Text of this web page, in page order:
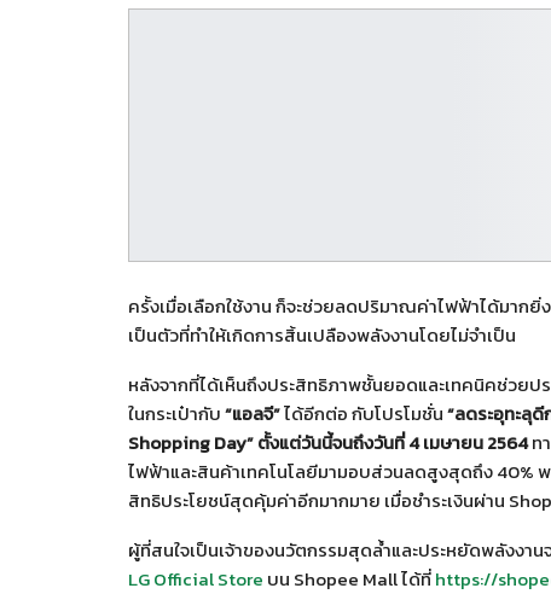
ครั้งเมื่อเลือกใช้งาน ก็จะช่วยลดปริมาณค่าไฟฟ้าได้มากยิ่
เป็นตัวที่ทำให้เกิดการสิ้นเปลืองพลังงานโดยไม่จำเป็น
หลังจากที่ได้เห็นถึงประสิทธิภาพชั้นยอดและเทคนิคช่วย
ในกระเป๋ากับ“แอลจี”ได้อีกต่อ กับโปรโมชั่น“ลดระอุทะลุ
Shopping Day”ตั้งแต่วันนี้จนถึงวันที่4เมษายน2564ท
ไฟฟ้าและสินค้าเทคโนโลยีมามอบส่วนลดสูงสุดถึง
สิทธิประโยชน์สุดคุ้มค่าอีกมากมาย เมื่อชำระเงินผ่าน
ผู้ที่สนใจเป็นเจ้าของนวัตกรรมสุดล้ำและประหยัดพลังงา
LG Official Store บน Shopee Mall ได้ที่https://